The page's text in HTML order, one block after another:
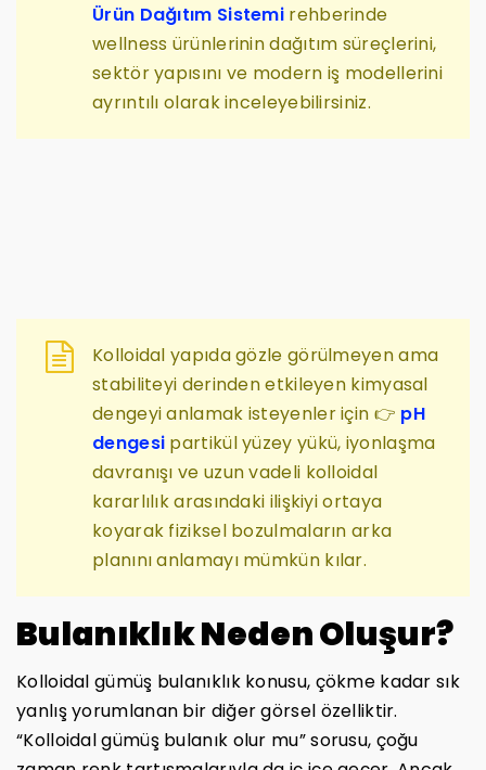
Ürün Dağıtım Sistemi rehberinde
wellness ürünlerinin dağıtım süreçlerini,
sektör yapısını ve modern iş modellerini
ayrıntılı olarak inceleyebilirsiniz.
Kolloidal yapıda gözle görülmeyen ama
stabiliteyi derinden etkileyen kimyasal
dengeyi anlamak isteyenler için 👉 pH
dengesi partikül yüzey yükü, iyonlaşma
davranışı ve uzun vadeli kolloidal
kararlılık arasındaki ilişkiyi ortaya
koyarak fiziksel bozulmaların arka
planını anlamayı mümkün kılar.
Bulanıklık Neden Oluşur?
Kolloidal gümüş bulanıklık konusu, çökme kadar sık
yanlış yorumlanan bir diğer görsel özelliktir.
“Kolloidal gümüş bulanık olur mu” sorusu, çoğu